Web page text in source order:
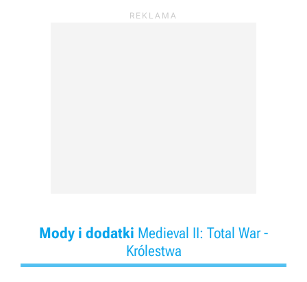
Mody i dodatki Medieval II: Total War -
Królestwa